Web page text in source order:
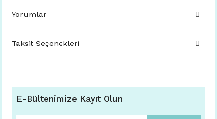
Yorumlar
Taksit Seçenekleri
E-Bültenimize Kayıt Olun